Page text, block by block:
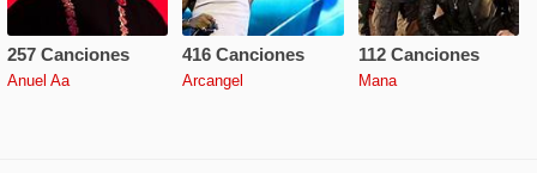
257 Canciones
Anuel Aa
416 Canciones
Arcangel
112 Canciones
Mana